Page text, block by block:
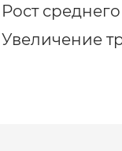
Рост
Увеличение